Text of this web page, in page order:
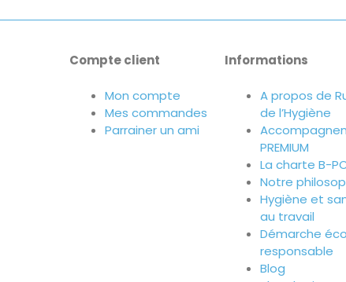
Compte client
Mon compte
Mes commandes
Parrainer un ami
Informations
A propos de
de l’Hygiène
PREMIUM
La charte B-
Notre
Hygiène et
au travail
Démarche
responsable
Blog